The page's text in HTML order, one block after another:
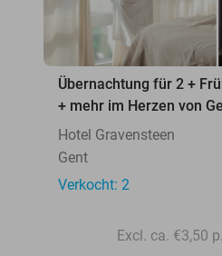
Übernachtung für 2 +
+ mehr im Herzen von
Hotel Gravensteen
Gent
Verkocht: 2
Excl. ca. €3,50